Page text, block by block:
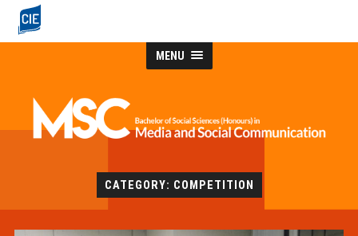
MENU
CATEGORY: COMPETITION